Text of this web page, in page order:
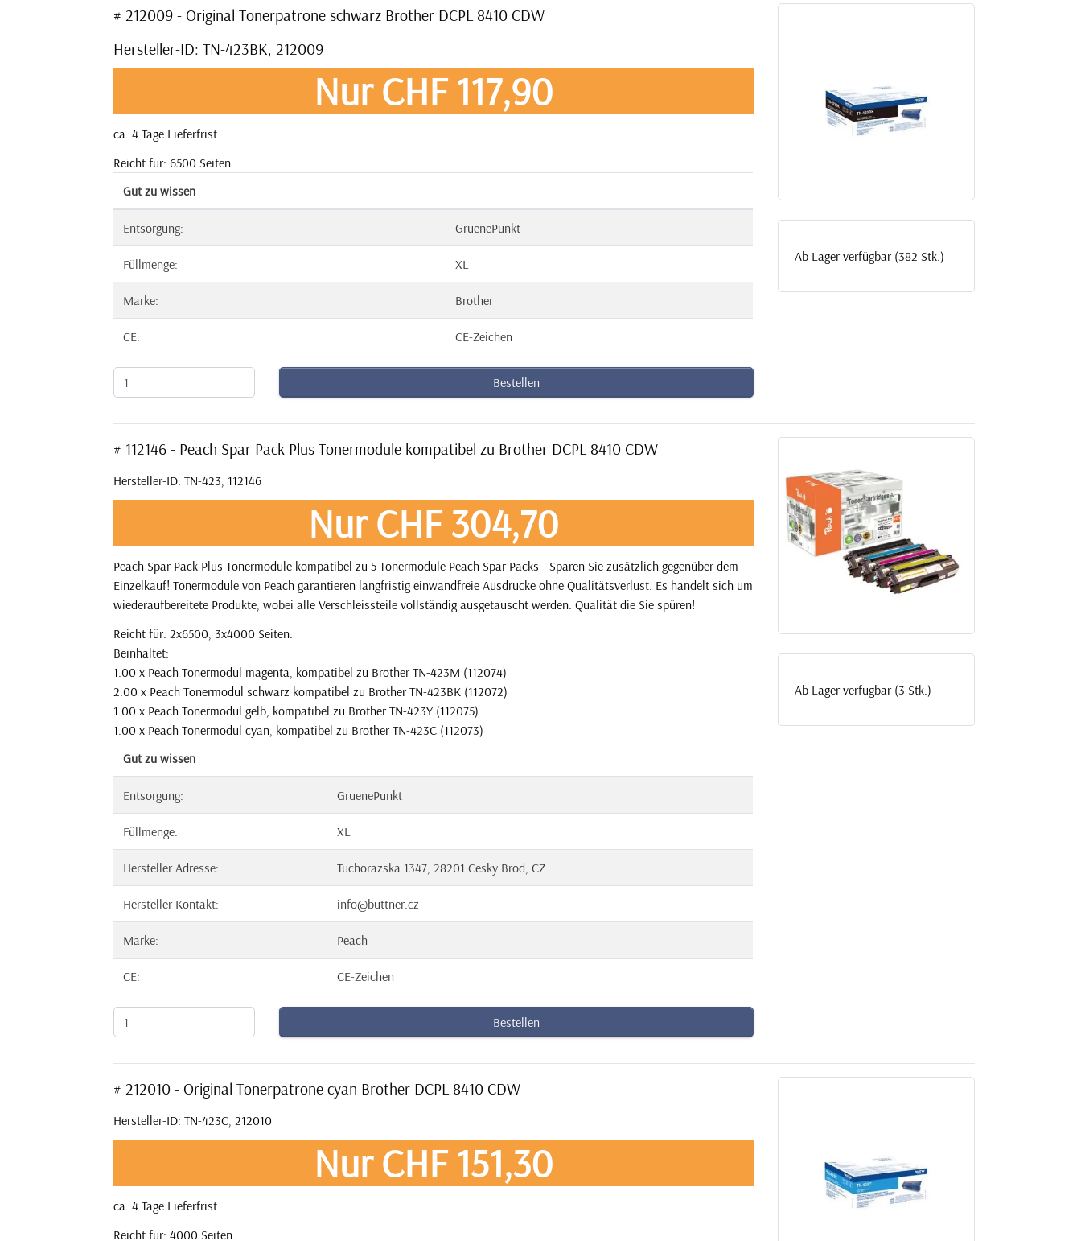
# 212009 - Original Tonerpatrone schwarz Brother DCPL 8410 CDW
Hersteller-ID: TN-423BK, 212009
Nur CHF 117,90
ca. 4 Tage Lieferfrist
Reicht für: 6500 Seiten.
Gut zu wissen
Entsorgung: GruenePunkt
Füllmenge: XL
Marke: Brother
CE: CE-Zeichen
Bestellen
Ab Lager verfügbar (382 Stk.)
# 112146 - Peach Spar Pack Plus Tonermodule kompatibel zu Brother DCPL 8410 CDW
Hersteller-ID: TN-423, 112146
Nur CHF 304,70
Peach Spar Pack Plus Tonermodule kompatibel zu 5 Tonermodule Peach Spar Packs - Sparen Sie zusätzlich gegenüber dem
Einzelkauf! Tonermodule von Peach garantieren langfristig einwandfreie Ausdrucke ohne Qualitätsverlust. Es handelt sich um
wiederaufbereitete Produkte, wobei alle Verschleissteile vollständig ausgetauscht werden. Qualität die Sie spüren!
Reicht für: 2x6500, 3x4000 Seiten.
Beinhaltet:
1.00 x Peach Tonermodul magenta, kompatibel zu Brother TN-423M (112074)
2.00 x Peach Tonermodul schwarz kompatibel zu Brother TN-423BK (112072)
1.00 x Peach Tonermodul gelb, kompatibel zu Brother TN-423Y (112075)
1.00 x Peach Tonermodul cyan, kompatibel zu Brother TN-423C (112073)
Gut zu wissen
Entsorgung: GruenePunkt
Füllmenge: XL
Hersteller Adresse: Tuchorazska 1347, 28201 Cesky Brod, CZ
Hersteller Kontakt: info@buttner.cz
Marke: Peach
CE: CE-Zeichen
Bestellen
Ab Lager verfügbar (3 Stk.)
# 212010 - Original Tonerpatrone cyan Brother DCPL 8410 CDW
Hersteller-ID: TN-423C, 212010
Nur CHF 151,30
ca. 4 Tage Lieferfrist
Reicht für: 4000 Seiten.